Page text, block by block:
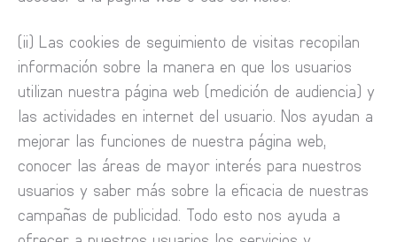
(ii) Las cookies de seguimiento de visitas recopilan
información sobre la manera en que los usuarios
utilizan nuestra página web (medición de audiencia) y
las actividades en internet del usuario. Nos ayudan a
mejorar las funciones de nuestra página web,
conocer las áreas de mayor interés para nuestros
usuarios y saber más sobre la eficacia de nuestras
campañas de publicidad. Todo esto nos ayuda a